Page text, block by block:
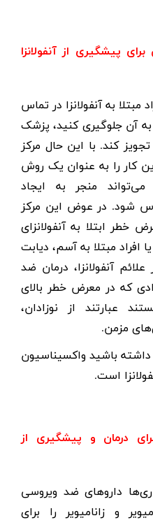
پیشگیری از آنفولانزا
مبتلا به آنفولانزا در تماس
به آن جلوگیری کنید، پزشک
کند. با این حال مرکز
کار را به عنوان یک روش
منجر به ایجاد
شود. در عوض این مرکز
خطر ابتلا به آنفولانزای
افراد مبتلا به آسم، دیابت
آنفولانزا، درمان ضد
که در معرض خطر بالای
عبارتند از نوزادان،
مزمن.
باشید واکسیناسیون
است.
درمان و پیشگیری از
داروهای ضد ویروسی
و زانامیویر
را برای